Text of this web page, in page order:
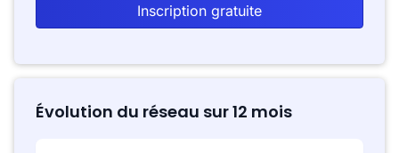
Inscription gratuite
Évolution du réseau sur 12 mois